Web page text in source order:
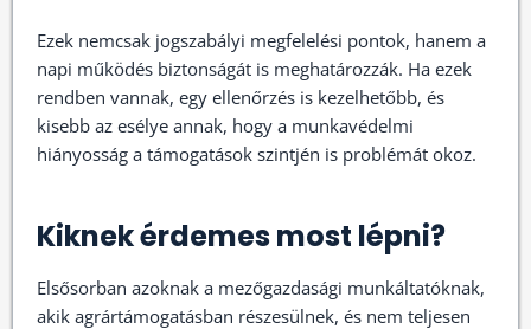
Ezek nemcsak jogszabályi megfelelési pontok, hanem a
napi működés biztonságát is meghatározzák. Ha ezek
rendben vannak, egy ellenőrzés is kezelhetőbb, és
kisebb az esélye annak, hogy a munkavédelmi
hiányosság a támogatások szintjén is problémát okoz.
Kiknek érdemes most lépni?
Elsősorban azoknak a mezőgazdasági munkáltatóknak,
akik agrártámogatásban részesülnek, és nem teljesen